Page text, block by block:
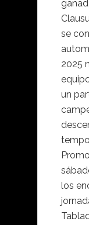
se
2025
un
los